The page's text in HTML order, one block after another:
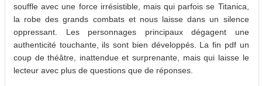
souffle avec une force irrésistible, mais qui parfois se Titanica,
la robe des grands combats et nous laisse dans un silence
oppressant. Les personnages principaux dégagent une
authenticité touchante, ils sont bien développés. La fin pdf un
coup de théâtre, inattendue et surprenante, mais qui laisse le
lecteur avec plus de questions que de réponses.